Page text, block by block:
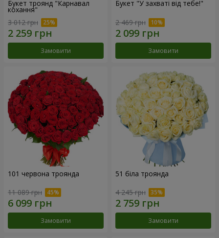
Букет троянд "Карнавал
кохання"
3 012 грн
Замовити
Букет "У захваті від тебе!"
2 469 грн
Замовити
101 червона троянда
11 089 грн
Замовити
51 біла троянда
4 245 грн
Замовити